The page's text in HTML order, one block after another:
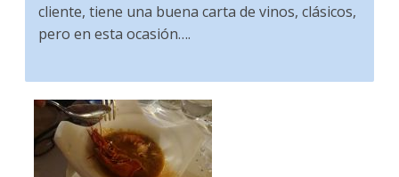
cliente, tiene una buena carta de vinos, clásicos,
pero en esta ocasión….